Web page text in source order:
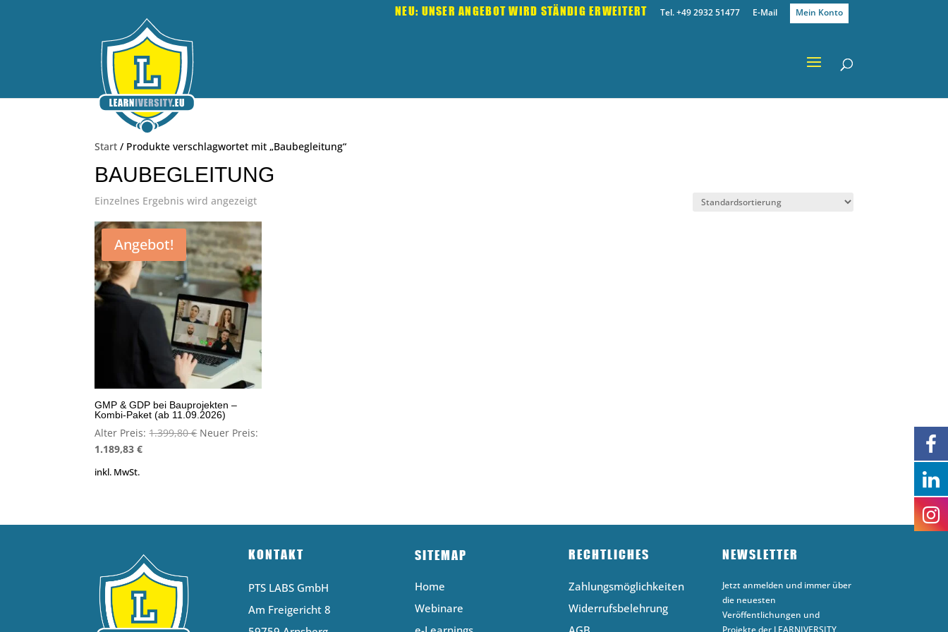
NEU: UNSER ANGEBOT WIRD STÄNDIG ERWEITERT Tel. +49 2932 51477 E-Mail Mein Konto
Start / Produkte verschlagwortet mit „Baubegleitung“
BAUBEGLEITUNG
Einzelnes Ergebnis wird angezeigt
Angebot!
GMP & GDP bei Bauprojekten –
Kombi-Paket (ab 11.09.2026)
Alter Preis: 1.399,80€ Ursprünglicher
Neuer Preis:
1.189,83€Aktueller
inkl. MwSt.
KONTAKT
PTS LABS GmbH
Am Freigericht 8
SITEMAP
Home
Webinare
RECHTLICHES
Zahlungsmöglichkeiten
Widerrufsbelehrung
NEWSLETTER
Jetzt anmelden und immer über
die neuesten
Veröffentlichungen und
Projekte der LEARNIVERSITY